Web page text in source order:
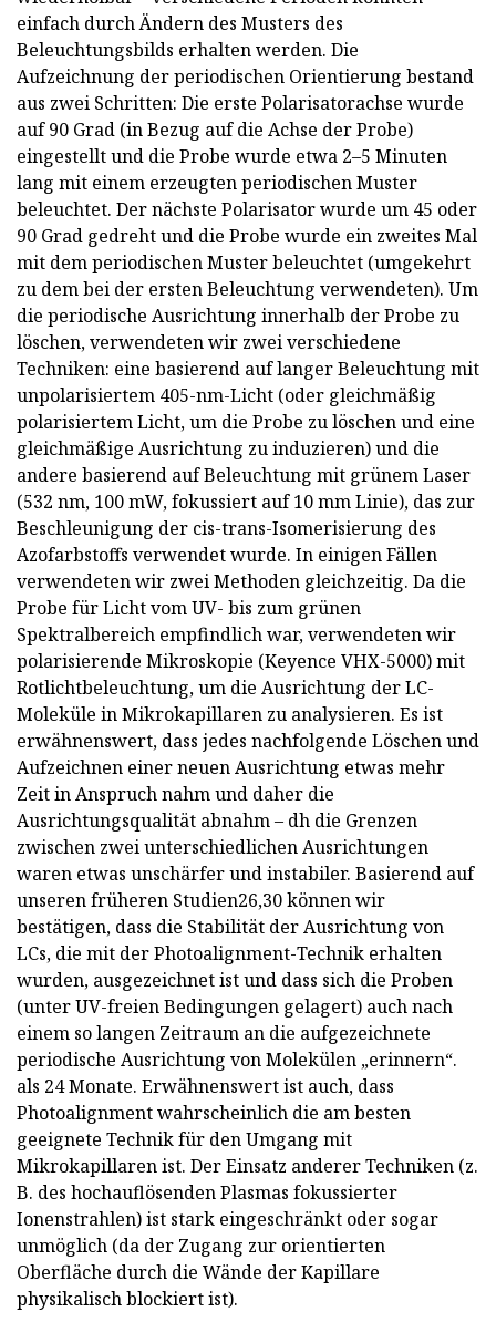
einfach durch Ändern des Musters des
Beleuchtungsbilds erhalten werden. Die
Aufzeichnung der periodischen Orientierung bestand
aus zwei Schritten: Die erste Polarisatorachse wurde
auf 90 Grad (in Bezug auf die Achse der Probe)
eingestellt und die Probe wurde etwa 2–5 Minuten
lang mit einem erzeugten periodischen Muster
beleuchtet. Der nächste Polarisator wurde um 45 oder
90 Grad gedreht und die Probe wurde ein zweites Mal
mit dem periodischen Muster beleuchtet (umgekehrt
zu dem bei der ersten Beleuchtung verwendeten). Um
die periodische Ausrichtung innerhalb der Probe zu
löschen, verwendeten wir zwei verschiedene
Techniken: eine basierend auf langer Beleuchtung mit
unpolarisiertem 405-nm-Licht (oder gleichmäßig
polarisiertem Licht, um die Probe zu löschen und eine
gleichmäßige Ausrichtung zu induzieren) und die
andere basierend auf Beleuchtung mit grünem Laser
(532 nm, 100 mW, fokussiert auf 10 mm Linie), das zur
Beschleunigung der cis-trans-Isomerisierung des
Azofarbstoffs verwendet wurde. In einigen Fällen
verwendeten wir zwei Methoden gleichzeitig. Da die
Probe für Licht vom UV- bis zum grünen
Spektralbereich empfindlich war, verwendeten wir
polarisierende Mikroskopie (Keyence VHX-5000) mit
Rotlichtbeleuchtung, um die Ausrichtung der LC-
Moleküle in Mikrokapillaren zu analysieren. Es ist
erwähnenswert, dass jedes nachfolgende Löschen und
Aufzeichnen einer neuen Ausrichtung etwas mehr
Zeit in Anspruch nahm und daher die
Ausrichtungsqualität abnahm – dh die Grenzen
zwischen zwei unterschiedlichen Ausrichtungen
waren etwas unschärfer und instabiler. Basierend auf
unseren früheren Studien26,30 können wir
bestätigen, dass die Stabilität der Ausrichtung von
LCs, die mit der Photoalignment-Technik erhalten
wurden, ausgezeichnet ist und dass sich die Proben
(unter UV-freien Bedingungen gelagert) auch nach
einem so langen Zeitraum an die aufgezeichnete
periodische Ausrichtung von Molekülen „erinnern“.
als 24 Monate. Erwähnenswert ist auch, dass
Photoalignment wahrscheinlich die am besten
geeignete Technik für den Umgang mit
Mikrokapillaren ist. Der Einsatz anderer Techniken (z.
B. des hochauflösenden Plasmas fokussierter
Ionenstrahlen) ist stark eingeschränkt oder sogar
unmöglich (da der Zugang zur orientierten
Oberfläche durch die Wände der Kapillare
physikalisch blockiert ist).